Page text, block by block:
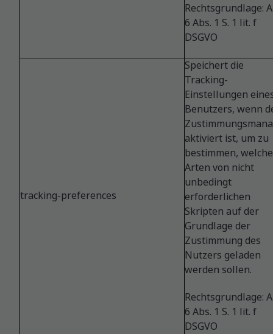
Rechtsgrundlage:
6 Abs. 1 S. 1 lit. f
DSGVO
tracking-preferences
Speichert die
Tracking-
Einstellungen
Benutzers, wenn
aktiviert ist, um zu
bestimmen, welche
Arten von nicht
unbedingt
erforderlichen
Skripten auf der
Grundlage der
Zustimmung des
Nutzers geladen
werden sollen.
Rechtsgrundlage:
6 Abs. 1 S. 1 lit. f
DSGVO